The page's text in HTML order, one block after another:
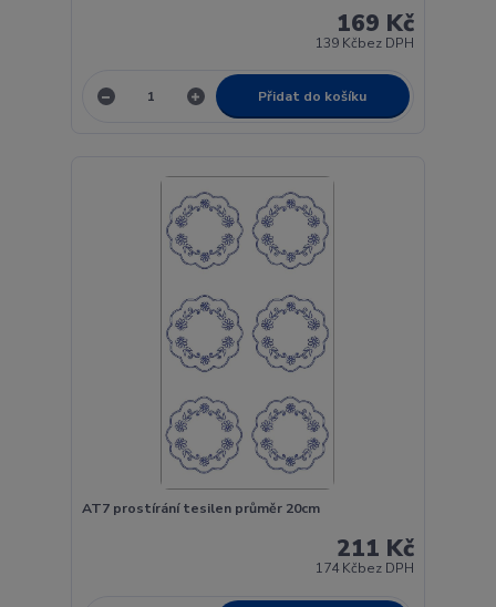
169 Kč
139 Kčbez DPH
Přidat do košíku
AT7 prostírání tesilen průměr 20cm
211 Kč
174 Kčbez DPH